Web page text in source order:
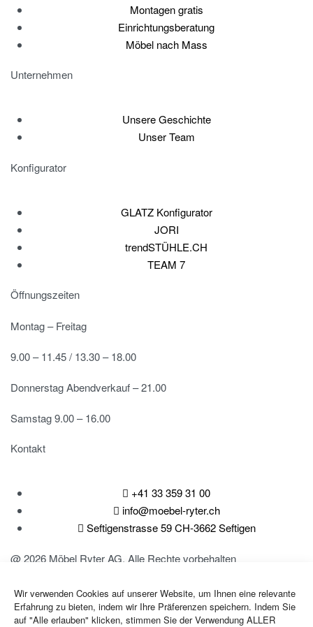
Wir verwenden Cookies auf unserer Website, um Ihnen eine relevante
Erfahrung zu bieten, indem wir Ihre Präferenzen speichern. Indem Sie
auf "Alle erlauben" klicken, stimmen Sie der Verwendung ALLER
Montagen gratis
Einrichtungsberatung
Möbel nach Mass
Unternehmen
Unsere Geschichte
Unser Team
Konfigurator
GLATZ Konfigurator
JORI
trendSTÜHLE.CH
TEAM 7
Öffnungszeiten
Montag – Freitag
9.00 – 11.45 / 13.30 – 18.00
Donnerstag Abendverkauf – 21.00
Samstag 9.00 – 16.00
Kontakt
+41 33 359 31 00
info@moebel-ryter.ch
Seftigenstrasse 59 CH-3662 Seftigen
@ 2026 Möbel Ryter AG. Alle Rechte vorbehalten
AGB